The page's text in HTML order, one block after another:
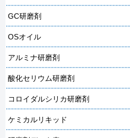
GC研磨剤
OSオイル
アルミナ研磨剤
酸化セリウム研磨剤
コロイダルシリカ研磨剤
ケミカルリキッド